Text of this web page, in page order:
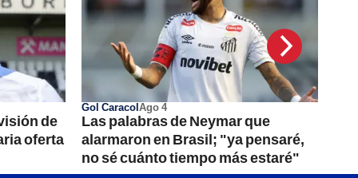
de
oferta
Gol CaracolAgo 4
Las palabras de Neymar que
alarmaron en Brasil; "ya pensaré,
no sé cuánto tiempo más estaré"